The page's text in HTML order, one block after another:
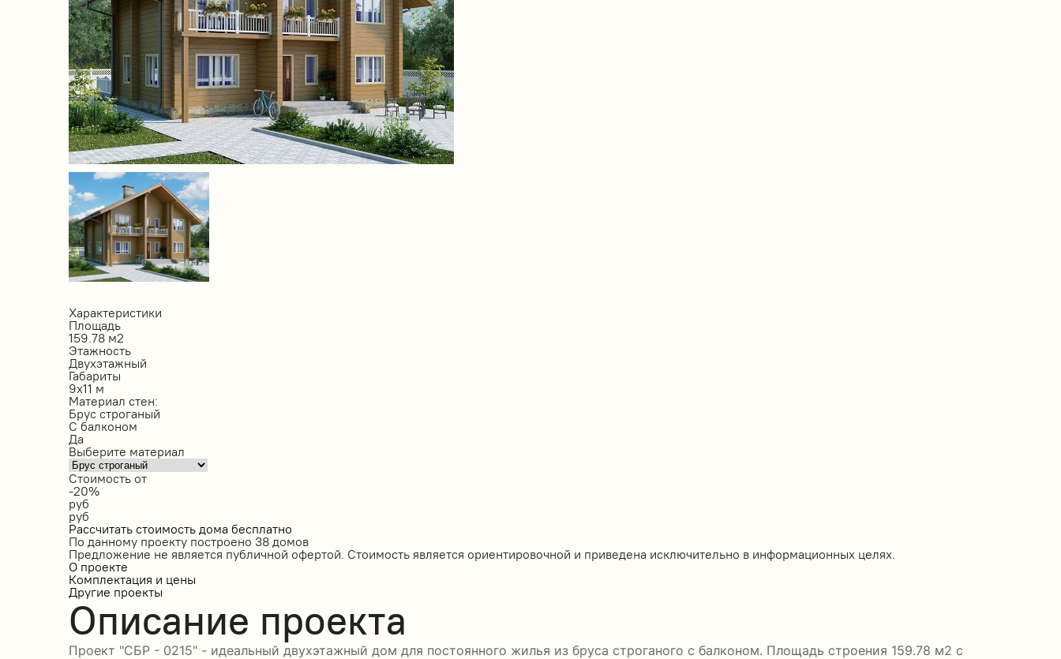
Характеристики
Площадь
159.78 м2
Этажность
Двухэтажный
Габариты
9х11 м
Материал стен:
Брус строганый
С балконом
Да
Выберите материал
Стоимость от
-20%
руб
руб
Рассчитать стоимость дома бесплатно
По данному проекту построено 38 домов
Предложение не является публичной офертой. Стоимость является ориентировочной и приведена исключительно в информационных целях.
О проекте
Комплектация и цены
Другие проекты
Описание проекта
Проект "СБР - 0215" - идеальный двухэтажный дом для постоянного жилья из бруса строганого с балконом. Площадь строения 159.78 м2 с